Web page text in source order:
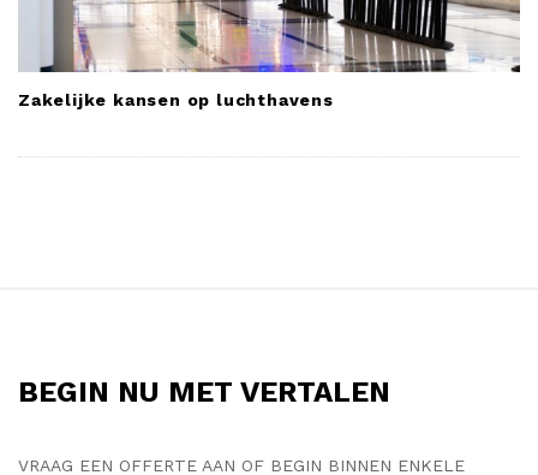
Zakelijke kansen op luchthavens
BEGIN NU MET VERTALEN
VRAAG EEN OFFERTE AAN OF BEGIN BINNEN ENKELE